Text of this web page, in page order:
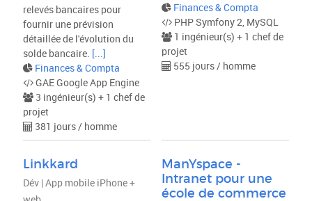
relevés bancaires pour
fournir une prévision
détaillée de l'évolution du
solde bancaire. [...]
Finances & Compta
GAE Google App Engine
3 ingénieur(s) + 1 chef de
projet
381 jours / homme
Finances & Compta
PHP Symfony 2, MySQL
1 ingénieur(s) + 1 chef de
projet
555 jours / homme
Linkkard
Dév | App mobile iPhone +
ManYspace -
Intranet pour une
école de commerce